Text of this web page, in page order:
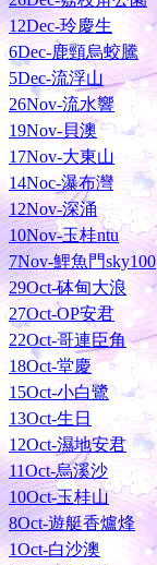
12Dec-玲慶生
6Dec-鹿頸烏蛟騰
5Dec-流浮山
26Nov-流水響
19Nov-貝澳
17Nov-大東山
14Noc-瀑布灣
12Nov-深涌
10Nov-玉桂ntu
7Nov-鯉魚門sky100
29Oct-砵甸大浪
27Oct-OP安君
22Oct-哥連臣角
18Oct-堂慶
15Oct-小白鷺
13Oct-生日
12Oct-濕地安君
11Oct-烏溪沙
10Oct-玉桂山
8Oct-遊艇香爐烽
1Oct-白沙澳